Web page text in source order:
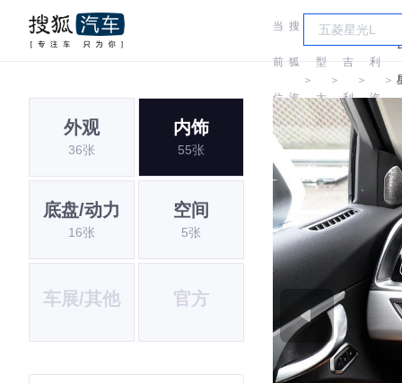
当
前
位
置:
搜
狐
汽
车
＞
车
型
大
全
＞
吉
利
＞
吉
利
汽
车
＞
外观
36张
内饰
55张
底盘/动力
16张
空间
5张
车展/其他 官方